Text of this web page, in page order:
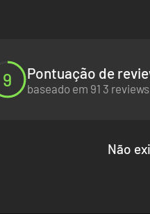
9 Pontuação de
baseado em 91 3
Não